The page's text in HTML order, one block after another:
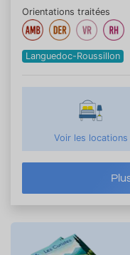
Orientations traitées
Languedoc-Roussillon
Voir les locations